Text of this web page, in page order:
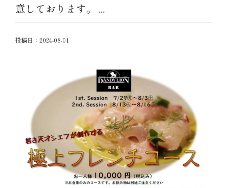
意しております。 ...
投稿日： 2024-08-01